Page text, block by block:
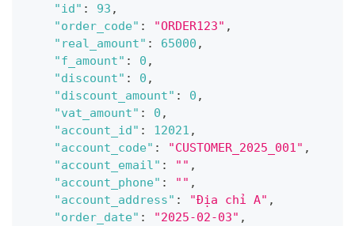
"id" : 93 ,
"order_code" : "ORDER123" ,
"real_amount" : 65000 ,
"f_amount" : 0 ,
"discount" : 0 ,
"discount_amount" : 0 ,
"vat_amount" : 0 ,
"account_id" : 12021 ,
"account_code" : "CUSTOMER_2025_001" ,
"account_email" : "" ,
"account_phone" : "" ,
"account_address" : "Địa chỉ A" ,
"order_date" : "2025-02-03" ,